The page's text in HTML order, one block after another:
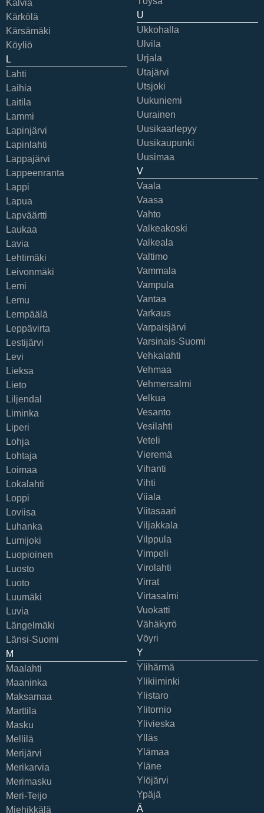
Kälviä
Kärkölä
Kärsämäki
Köyliö
L
Lahti
Laihia
Laitila
Lammi
Lapinjärvi
Lapinlahti
Lappajärvi
Lappeenranta
Lappi
Lapua
Lapväärtti
Laukaa
Lavia
Lehtimäki
Leivonmäki
Lemi
Lemu
Lempäälä
Leppävirta
Lestijärvi
Levi
Lieksa
Lieto
Liljendal
Liminka
Liperi
Lohja
Lohtaja
Loimaa
Lokalahti
Loppi
Loviisa
Luhanka
Lumijoki
Luopioinen
Luosto
Luoto
Luumäki
Luvia
Längelmäki
Länsi-Suomi
M
Maalahti
Maaninka
Maksamaa
Marttila
Masku
Mellilä
Merijärvi
Merikarvia
Merimasku
Meri-Teijo
Miehikkälä
U
Ukkohalla
Ulvila
Urjala
Utajärvi
Utsjoki
Uukuniemi
Uurainen
Uusikaarlepyy
Uusikaupunki
Uusimaa
V
Vaala
Vaasa
Vahto
Valkeakoski
Valkeala
Valtimo
Vammala
Vampula
Vantaa
Varkaus
Varpaisjärvi
Varsinais-Suomi
Vehkalahti
Vehmaa
Vehmersalmi
Velkua
Vesanto
Vesilahti
Veteli
Vieremä
Vihanti
Vihti
Viiala
Viitasaari
Viljakkala
Vilppula
Vimpeli
Virolahti
Virrat
Virtasalmi
Vuokatti
Vähäkyrö
Vöyri
Y
Ylihärmä
Ylikiiminki
Ylistaro
Ylitornio
Ylivieska
Ylläs
Ylämaa
Yläne
Ylöjärvi
Ypäjä
Ä